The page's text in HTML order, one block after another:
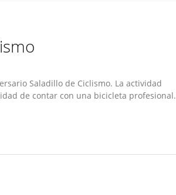
Saladillo de Ciclismo. La actividad
de contar con una bicicleta profesional.